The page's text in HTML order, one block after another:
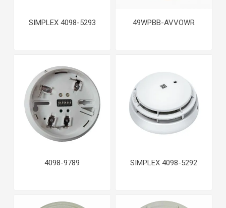
SIMPLEX 4098-5293 49WPBB-AVVOWR
4098-9789 SIMPLEX 4098-5292